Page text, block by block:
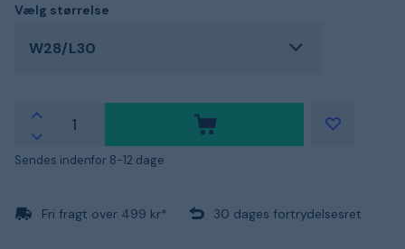
Vælg størrelse
W28/L30
Sendes indenfor 8-12 dage
Fri fragt over 499 kr* 30 dages fortrydelsesret